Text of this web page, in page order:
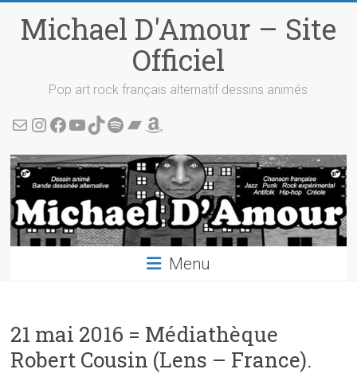
contentMichael D'Amour – Site
Officiel
Pop art rock français alternatif dessins animés
Écris-moi ! Instagram
Facebook
YouTube
TikTok
Spotify
Bandcamp
Amazon
Menu
21 mai 2016 = Médiathèque
Robert Cousin (Lens – France).